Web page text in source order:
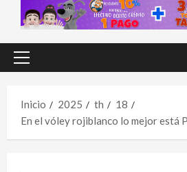
Menú
Inicio
2025 th
18
En el vóley rojiblanco lo mejor está